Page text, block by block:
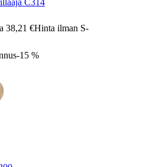
C314
38,21 €Hinta ilman S-
-15 %